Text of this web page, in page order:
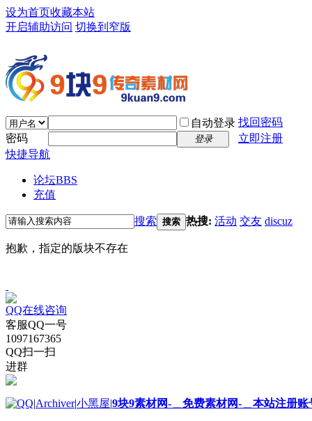
设为首页收藏本站
开启辅助访问 切换到窄版
自动登录 找回密码
密码
登录
立即注册
快捷导航
论坛BBS
充值
搜索 搜索 热搜: 活动 交友 discuz
抱歉，指定的版块不存在
QQ在线咨询
客服QQ一号
1097167365
QQ扫一扫
进群
|Archiver|小黑屋|9块9素材网-＿免费素材网-＿本站注册账